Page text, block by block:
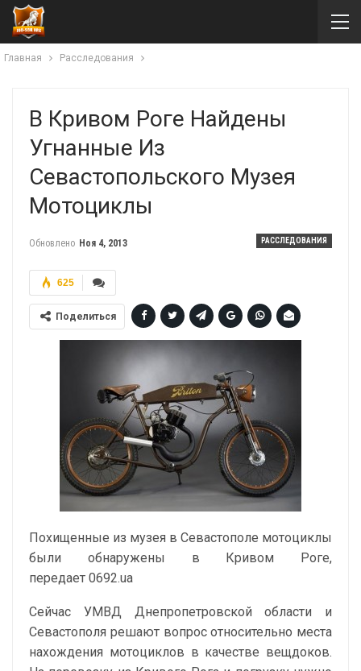
Главная Расследования
В Кривом Роге Найдены
Угнанные Из
Севастопольского Музея
Мотоциклы
РАССЛЕДОВАНИЯ
Обновлено Ноя 4, 2013
625
Поделиться
Похищенные из музея в Севастополе мотоциклы
были обнаружены в Кривом Роге,
передает 0692.ua
Сейчас УМВД Днепропетровской области и
Севастополя решают вопрос относительно места
нахождения мотоциклов в качестве вещдоков.